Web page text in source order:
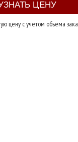
цену с учетом объема